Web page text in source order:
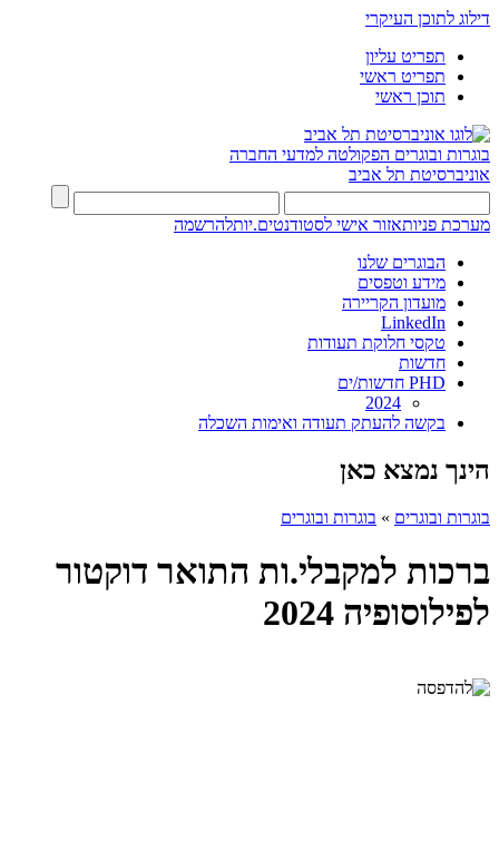
דילוג לתוכן העיקרי
תפריט עליון
תפריט ראשי
תוכן ראשי
בוגרות ובוגרים הפקולטה למדעי החברה
אוניברסיטת תל אביב
מערכת פניותאזור אישי לסטודנטים.יותלהרשמה
הבוגרים שלנו
מידע וטפסים
מועדון הקריירה
LinkedIn
טקסי חלוקת תעודות
חדשות
PHD חדשות/ים
2024
בקשה להעתק תעודה ואימות השכלה
הינך נמצא כאן
בוגרות ובוגרים » בוגרות ובוגרים
ברכות למקבלי.ות התואר דוקטור
לפילוסופיה 2024